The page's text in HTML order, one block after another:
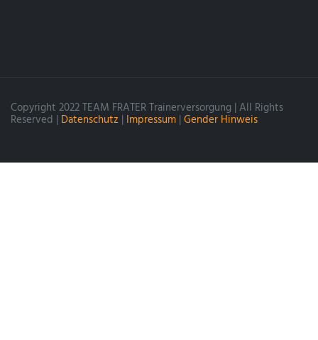
Copyright 2022 TEAM FRATER Trainerversorgung | All Rights
Reserved | Datenschutz | Impressum | Gender Hinweis